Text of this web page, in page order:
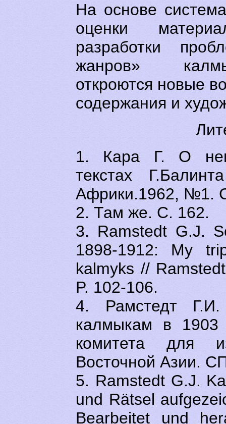
На основе
оценки
разработки
жанров»
откроются новые
содержания и
1. Кара Г. О
текстах
Африки.1962, №1.
2. Там же. С. 162.
3. Ramstedt G.J.
1898-1912: My
kalmyks //
P. 102-106.
4. Рамстедт
калмыкам в 1903
комитета для
Восточной Азии.
5. Ramstedt G.J.
und Rätsel
Bearbeitet und